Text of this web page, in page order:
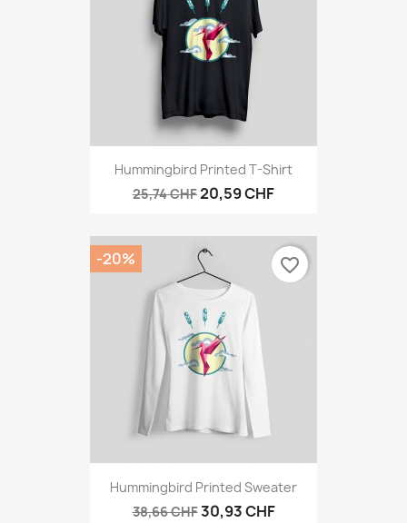
Hummingbird Printed T-Shirt
25,74 CHF20,59 CHF
Hummingbird Printed Sweater
38,66 CHF30,93 CHF
-20% favorite_border